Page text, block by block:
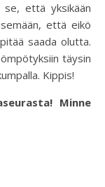
se, että yksikään
että eikö
saada olutta.
täysin
Kippis!
Minne